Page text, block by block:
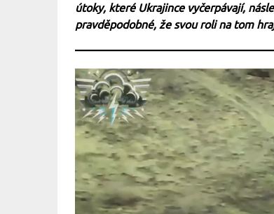
útoky, které Ukrajince vyčerpávají,
pravděpodobné, že svou roli na tom